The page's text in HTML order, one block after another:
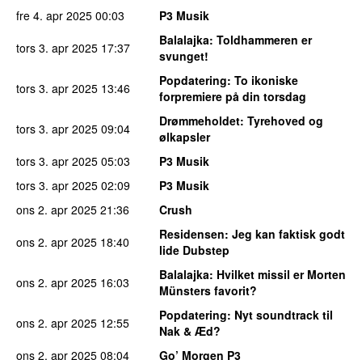
fre 4. apr 2025 00:03
P3 Musik
tors 3. apr 2025 17:37 Balalajka: Toldhammeren er
svunget!
tors 3. apr 2025 13:46 Popdatering: To ikoniske
forpremiere på din torsdag
tors 3. apr 2025 09:04 Drømmeholdet: Tyrehoved og
ølkapsler
tors 3. apr 2025 05:03
P3 Musik
tors 3. apr 2025 02:09
P3 Musik
ons 2. apr 2025 21:36
Crush
ons 2. apr 2025 18:40 Residensen: Jeg kan faktisk godt
lide Dubstep
ons 2. apr 2025 16:03 Balalajka: Hvilket missil er Morten
Münsters favorit?
ons 2. apr 2025 12:55 Popdatering: Nyt soundtrack til
Nak & Æd?
ons 2. apr 2025 08:04 Go’ Morgen P3